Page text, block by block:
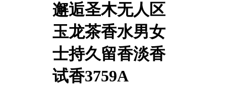
邂逅圣木无人区
玉龙茶香水男女
士持久留香淡香
试香3759A